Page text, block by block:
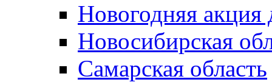
Новогодняя акция
Новосибирская
Самарская область